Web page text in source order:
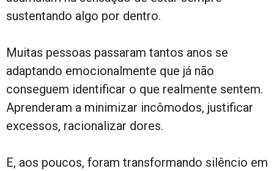
sustentando algo por dentro.
Muitas pessoas passaram tantos anos se
adaptando emocionalmente que já não
conseguem identificar o que realmente sentem.
Aprenderam a minimizar incômodos, justificar
excessos, racionalizar dores.
E, aos poucos, foram transformando silêncio em